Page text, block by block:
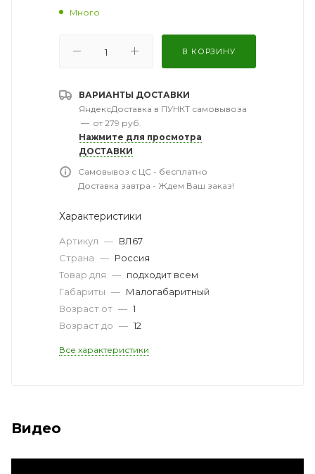
Много
В КОРЗИНУ
ВАРИАНТЫ ДОСТАВКИ
ЯндексДоставка в ПУНКТ самовывоза
— от 279 руб.
Нажмите для просмотра
ДОСТАВКИ
Самовывоз с ЦС - бесплатно
Доставка завтра - Ждем Ваш заказ!
Характеристики
Артикул — ВЛ67
Страна — Россия
Товар для — подходит всем
Габариты — Малогабаритный
Возраст от — 1
Возраст до — 12
Все характеристики
Видео